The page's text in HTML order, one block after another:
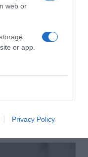
web or
or app.
Privacy Policy